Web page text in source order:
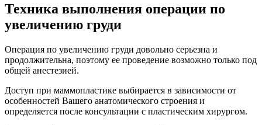
Техника выполнения операции по
увеличению груди
Операция по увеличению груди довольно серьезна и
продолжительна, поэтому ее проведение возможно только под
общей анестезией.
Доступ при маммопластике выбирается в зависимости от
особенностей Вашего анатомического строения и
определяется после консультации с пластическим хирургом.